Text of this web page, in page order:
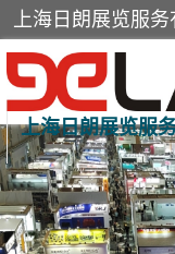
上海日朗展览服
展台装修搭建
展厅装修